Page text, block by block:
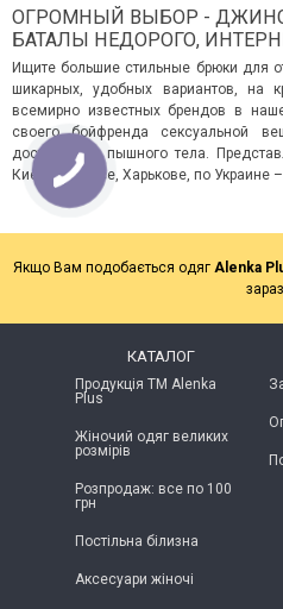
ОГРОМНЫЙ ВЫБОР -
БАТАЛЫ НЕДОРОГО,
Ищите большие стильные брюки для
шикарных, удобных вариантов, на
всемирно известных брендов в
своего бойфренда сексуальной
достоинства пышного тела.
Киеве, Одессе, Харькове, по Украине –
Якщо Вам подобається одяг Alenka
КАТАЛОГ
Продукція ТМ Alenka
Plus
Жіночий одяг великих
розмірів
Розпродаж: все по 100
грн
Постільна білизна
Аксесуари жіночі